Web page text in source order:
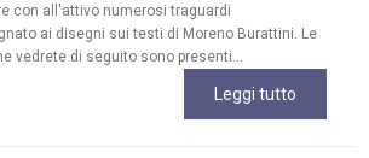
con all'attivo numerosi traguardi
ai disegni sui testi di Moreno Burattini. Le
vedrete di seguito sono presenti...
Leggi tutto